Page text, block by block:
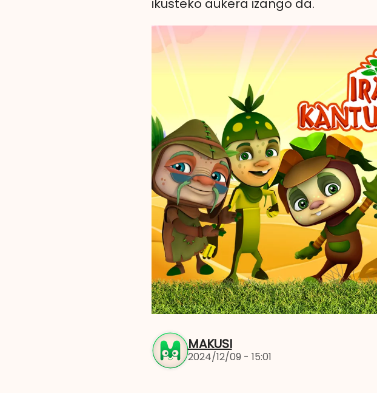
ikusteko aukera izango da.
MAKUSI
2024/12/09 - 15:01